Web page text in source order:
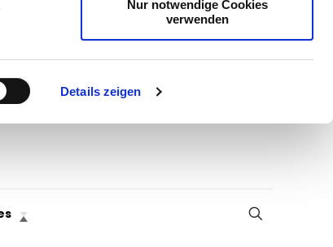
Details zeigen
Nur notwendige Cookies
verwenden